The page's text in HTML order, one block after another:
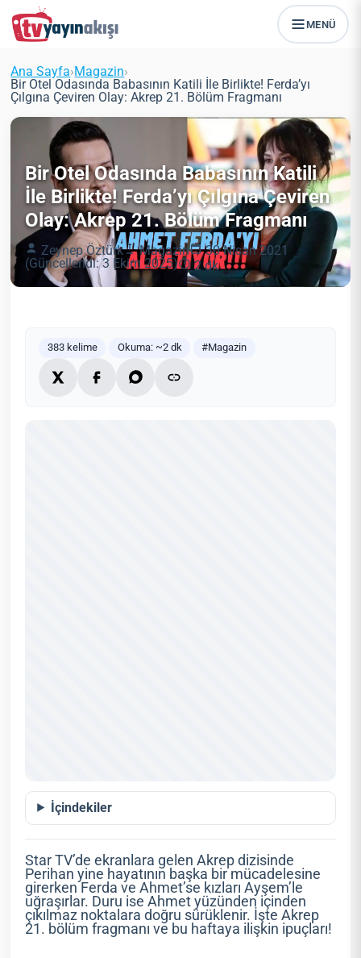
MENÜ
Ana Sayfa›Magazin›
Bir Otel Odasında Babasının Katili İle Birlikte! Ferda’yı
Çılgına Çeviren Olay: Akrep 21. Bölüm Fragmanı
Bir Otel Odasında Babasının Katili
İle Birlikte! Ferda’yı Çılgına Çeviren
Olay: Akrep 21. Bölüm Fragmanı
Zeynep Öztürk Magazin
30 Nisan 2021
(Güncellendi: 3 Ekim 2025)
2 dk
383 kelime Okuma: ~2 dk #Magazin
İçindekiler
Star TV’de ekranlara gelen Akrep dizisinde
Perihan yine hayatının başka bir mücadelesine
girerken Ferda ve Ahmet’se kızları Ayşem’le
uğraşırlar. Duru ise Ahmet yüzünden içinden
çıkılmaz noktalara doğru sürüklenir. İşte Akrep
21. bölüm fragmanı ve bu haftaya ilişkin ipuçları!